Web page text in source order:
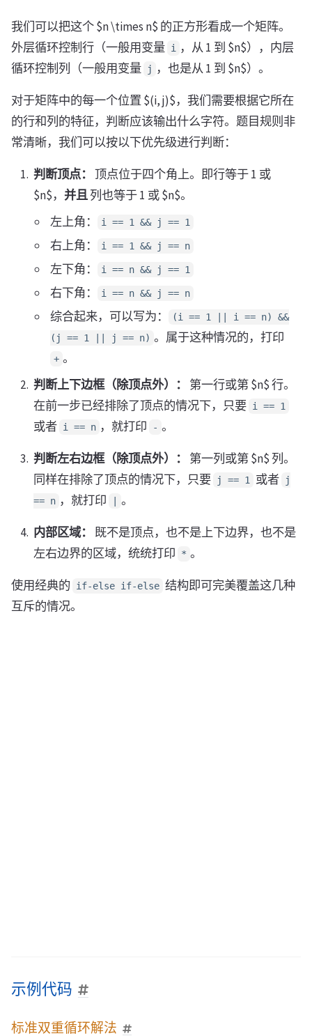
我们可以把这个 $n \times n$ 的正方形看成一个矩阵。
外层循环控制行（一般用变量 i
，从 1 到 $n$），内层
循环控制列（一般用变量
j ，也是从 1 到 $n$）。
对于矩阵中的每一个位置 $(i, j)$，我们需要根据它所在
的行和列的特征，判断应该输出什么字符。题目规则非
常清晰，我们可以按以下优先级进行判断：
判断顶点： 顶点位于四个角上。即行等于 1 或
$n$， 并且列也等于 1 或 $n$。
左上角：
i == 1 && j == 1
右上角： i == 1 && j == n
左下角： i == n && j == 1
右下角： i == n && j == n
综合起来，可以写为：
(i == 1 || i == n) &&
(j == 1 || j == n) 。属于这种情况的，打印
+ 。
判断上下边框（除顶点外）：
第一行或第 $n$ 行。
在前一步已经排除了顶点的情况下，只要 i == 1
或者 i == n ，就打印 - 。
判断左右边框（除顶点外）：
第一列或第 $n$ 列。
同样在排除了顶点的情况下，只要
j == 1 或者
j
== n ，就打印 。
内部区域：
既不是顶点，也不是上下边界，也不是
左右边界的区域，统统打印
* 。
使用经典的 if-else if-else 结构即可完美覆盖这几种
互斥的情况。
示例代码
标准双重循环解法